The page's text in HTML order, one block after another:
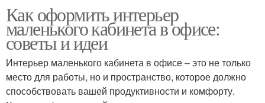
Как оформить интерьер
маленького кабинета в офисе:
советы и идеи
Интерьер маленького кабинета в офисе – это не только
место для работы, но и пространство, которое должно
способствовать вашей продуктивности и комфорту.